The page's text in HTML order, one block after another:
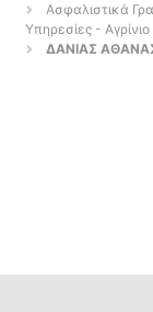
Ασφαλιστικά
Υπηρεσίες - Αγρίνιο
ΔΑΝΙΑΣ